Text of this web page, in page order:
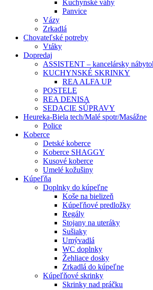
Kuchynské váhy
Panvice
Vázy
Zrkadlá
Chovateľské potreby
Vtáky
Dopredaj
ASSISTENT – kancelársky
KUCHYNSKÉ SKRINKY
REA ALFA UP
POSTELE
REA DENISA
SEDACIE SÚPRAVY
Heureka-Biela tech/Malé spotr/Masážne
Police
Koberce
Detské koberce
Koberce SHAGGY
Kusové koberce
Umelé kožušiny
Kúpeľňa
Doplnky do kúpeľne
Koše na bielizeň
Kúpeľňové predložky
Regály
Stojany na uteráky
Sušiaky
Umývadlá
WC doplnky
Žehliace dosky
Zrkadlá do kúpeľne
Kúpeľňové skrinky
Skrinky nad práčku